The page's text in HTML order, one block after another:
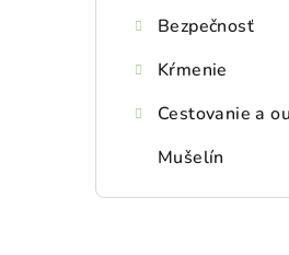
Bezpečnosť
Kŕmenie
Cestovanie a
Mušelín